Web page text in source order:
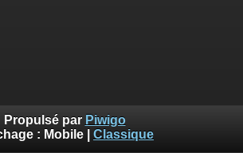
Propulsé par Piwigo
: Mobile Classique